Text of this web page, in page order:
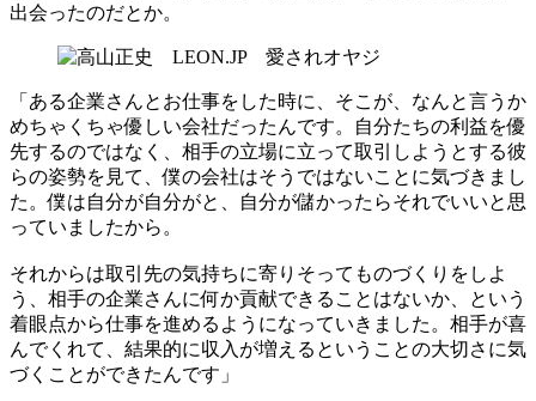
出会ったのだとか。
「ある企業さんとお仕事をした時に、そこが、なんと言うか
めちゃくちゃ優しい会社だったんです。自分たちの利益を優
先するのではなく、相手の立場に立って取引しようとする彼
らの姿勢を見て、僕の会社はそうではないことに気づきまし
た。僕は自分が自分がと、自分が儲かったらそれでいいと思
っていましたから。
それからは取引先の気持ちに寄りそってものづくりをしよ
う、相手の企業さんに何か貢献できることはないか、という
着眼点から仕事を進めるようになっていきました。相手が喜
んでくれて、結果的に収入が増えるということの大切さに気
づくことができたんです」